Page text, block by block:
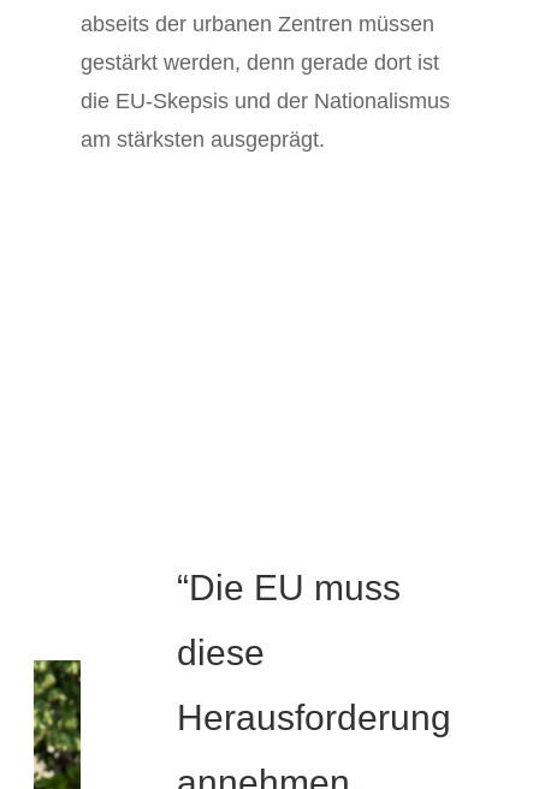
abseits der urbanen Zentren müssen
gestärkt werden, denn gerade dort ist
die EU-Skepsis und der Nationalismus
am stärksten ausgeprägt.
“Die EU muss
diese
Herausforderung